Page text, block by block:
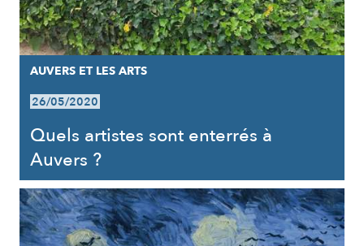
AUVERS ET LES ARTS
26/05/2020
Quels artistes sont enterrés à
Auvers ?